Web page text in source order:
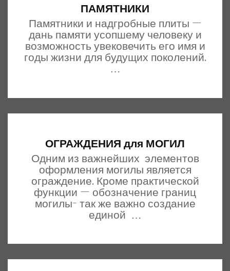
ПАМЯТНИКИ
Памятники и надгробные плиты —
дань памяти усопшему человеку и
возможность увековечить его имя и
годы жизни для будущих поколений.
…
ОГРАЖДЕНИЯ для МОГИЛ
Одним из важнейших элементов
оформления могилы является
ограждение. Кроме практической
функции — обозначение границ
могилы- так же важно создание
единой …